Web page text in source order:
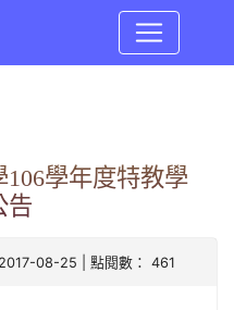
學年度特教學
告
08-25 | 點閱數： 461